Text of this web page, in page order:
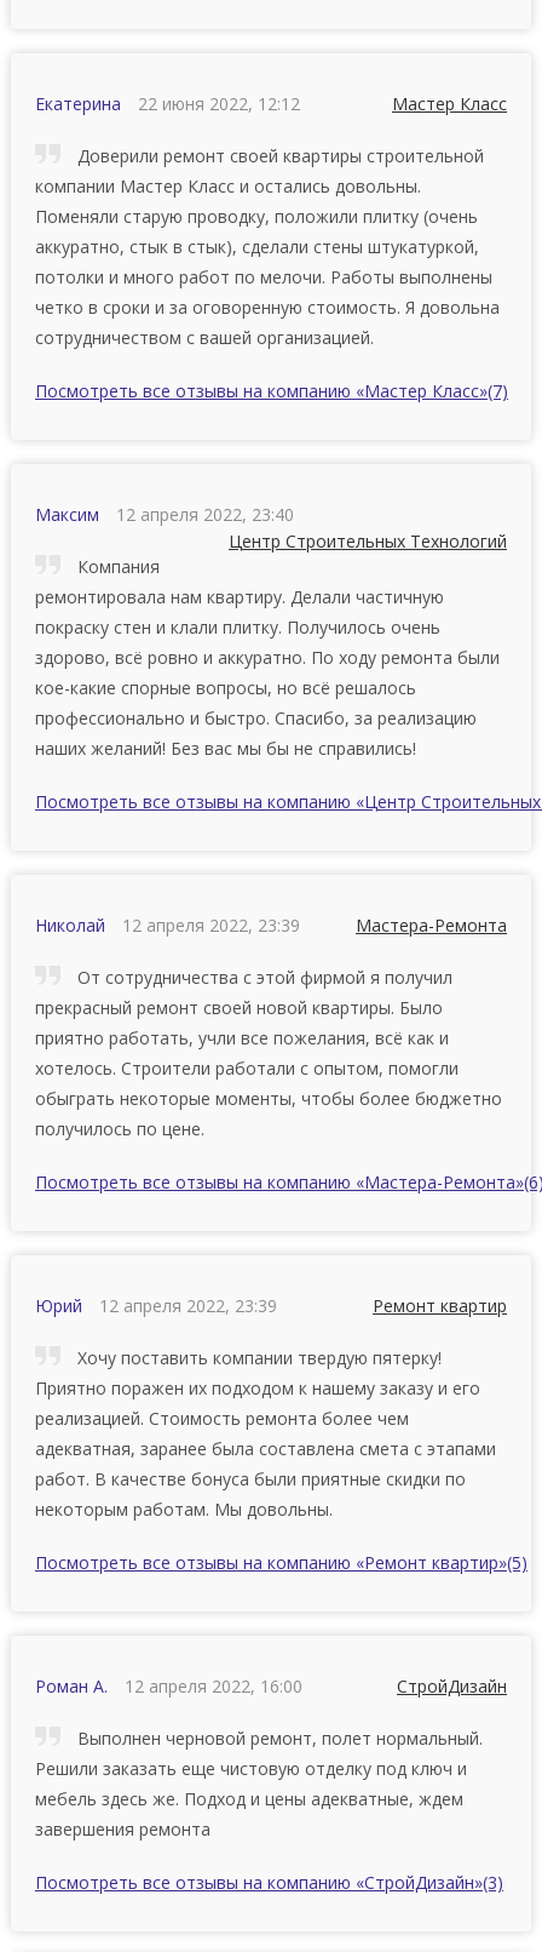
Екатерина 22 июня 2022, 12:12 Мастер Класс
Доверили ремонт своей квартиры строительной
компании Мастер Класс и остались довольны.
Поменяли старую проводку, положили плитку (очень
аккуратно, стык в стык), сделали стены штукатуркой,
потолки и много работ по мелочи. Работы выполнены
четко в сроки и за оговоренную стоимость. Я довольна
сотрудничеством с вашей организацией.
Посмотреть все отзывы на компанию «Мастер Класс»(7)
Максим
12 апреля 2022, 23:40
Центр Строительных Технологий
Компания
ремонтировала нам квартиру. Делали частичную
покраску стен и клали плитку. Получилось очень
здорово, всё ровно и аккуратно. По ходу ремонта были
кое-какие спорные вопросы, но всё решалось
профессионально и быстро. Спасибо, за реализацию
наших желаний! Без вас мы бы не справились!
Посмотреть все отзывы на компанию «Центр
Николай 12 апреля 2022, 23:39 Мастера-Ремонта
От сотрудничества с этой фирмой я получил
прекрасный ремонт своей новой квартиры. Было
приятно работать, учли все пожелания, всё как и
хотелось. Строители работали с опытом, помогли
обыграть некоторые моменты, чтобы более бюджетно
получилось по цене.
Посмотреть все отзывы на компанию «Мастера-Ремонта»
Юрий 12 апреля 2022, 23:39 Ремонт квартир
Хочу поставить компании твердую пятерку!
Приятно поражен их подходом к нашему заказу и его
реализацией. Стоимость ремонта более чем
адекватная, заранее была составлена смета с этапами
работ. В качестве бонуса были приятные скидки по
некоторым работам. Мы довольны.
Посмотреть все отзывы на компанию «Ремонт квартир»(5)
Роман А. 12 апреля 2022, 16:00 СтройДизайн
Выполнен черновой ремонт, полет нормальный.
Решили заказать еще чистовую отделку под ключ и
мебель здесь же. Подход и цены адекватные, ждем
завершения ремонта
Посмотреть все отзывы на компанию «СтройДизайн»(3)